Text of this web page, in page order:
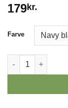
179kr.
Farve
Stor paraply
Alternative: